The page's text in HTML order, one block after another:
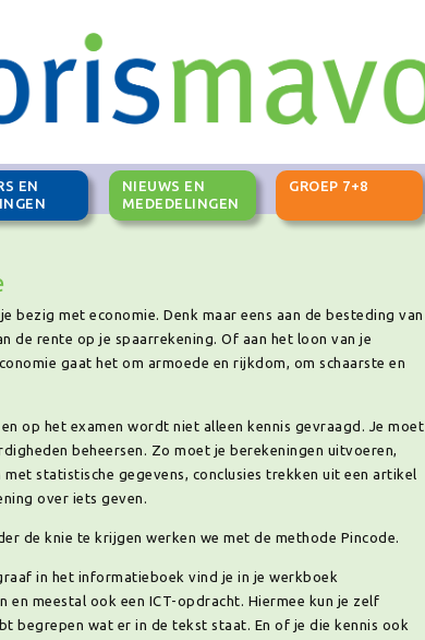
EN
NIEUWS EN
MEDEDELINGEN
GROEP 7+8
bezig met economie. Denk maar eens aan de besteding van
de rente op je spaarrekening. Of aan het loon van je
gaat het om armoede en rijkdom, om schaarste en
op het examen wordt niet alleen kennis gevraagd. Je moet
beheersen. Zo moet je berekeningen uitvoeren,
met statistische gegevens, conclusies trekken uit een artikel
over iets geven.
de knie te krijgen werken we met de methode Pincode.
in het informatieboek vind je in je werkboek
en meestal ook een ICT-opdracht. Hiermee kun je zelf
begrepen wat er in de tekst staat. En of je die kennis ook